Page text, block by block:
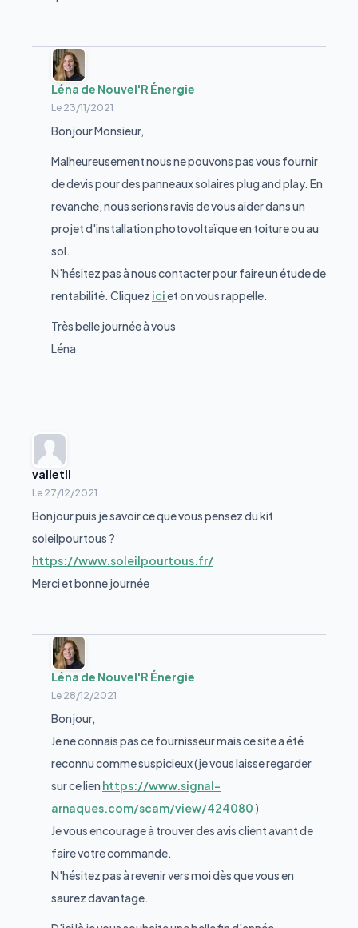
Léna de Nouvel'R Énergie
Le 23/11/2021
Bonjour Monsieur,
Malheureusement nous ne pouvons pas vous fournir
de devis pour des panneaux solaires plug and play. En
revanche, nous serions ravis de vous aider dans un
projet d'installation photovoltaïque en toiture ou au
sol.
N'hésitez pas à nous contacter pour faire un étude de
rentabilité. Cliquez iciet on vous rappelle.
Très belle journée à vous
Léna
valletll
Le 27/12/2021
Bonjour puis je savoir ce que vous pensez du kit
soleilpourtous ?
https://www.soleilpourtous.fr/
Merci et bonne journée
Léna de Nouvel'R Énergie
Le 28/12/2021
Bonjour,
Je ne connais pas ce fournisseur mais ce site a été
reconnu comme suspicieux (je vous laisse regarder
sur ce lien https://www.signal-
arnaques.com/scam/view/424080 )
Je vous encourage à trouver des avis client avant de
faire votre commande.
N'hésitez pas à revenir vers moi dès que vous en
saurez davantage.